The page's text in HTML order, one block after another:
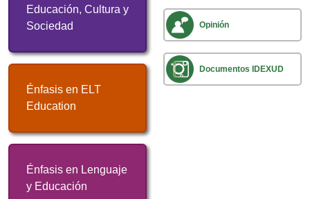
Educación, Cultura y
Sociedad
Énfasis en ELT
Education
Énfasis en Lenguaje
y Educación
Opinión
Documentos IDEXUD